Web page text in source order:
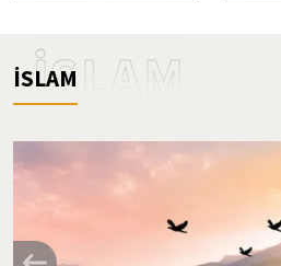
İSLAM
İSLAM